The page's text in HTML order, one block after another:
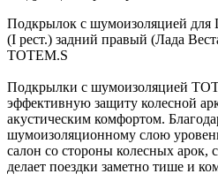
Подкрылок с шумоизоляцией
(I рест.) задний правый (Лада
TOTEM.S
Подкрылки с шумоизоляцией
эффективную защиту колесной
акустическим комфортом.
шумоизоляционному слою
салон со стороны колесных арок,
делает поездки заметно тише и